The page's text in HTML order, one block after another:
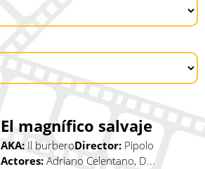
El magnífico salvaje
AKA:Il burberoDirector: Pipolo
Actores: Adriano Celentano, D...